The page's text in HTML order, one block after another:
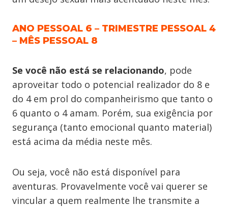
ANO PESSOAL 6 – TRIMESTRE PESSOAL 4
– MÊS PESSOAL 8
Se você não está se relacionando, pode
aproveitar todo o potencial realizador do 8 e
do 4 em prol do companheirismo que tanto o
6 quanto o 4 amam. Porém, sua exigência por
segurança (tanto emocional quanto material)
está acima da média neste mês.
Ou seja, você não está disponível para
aventuras. Provavelmente você vai querer se
vincular a quem realmente lhe transmite a